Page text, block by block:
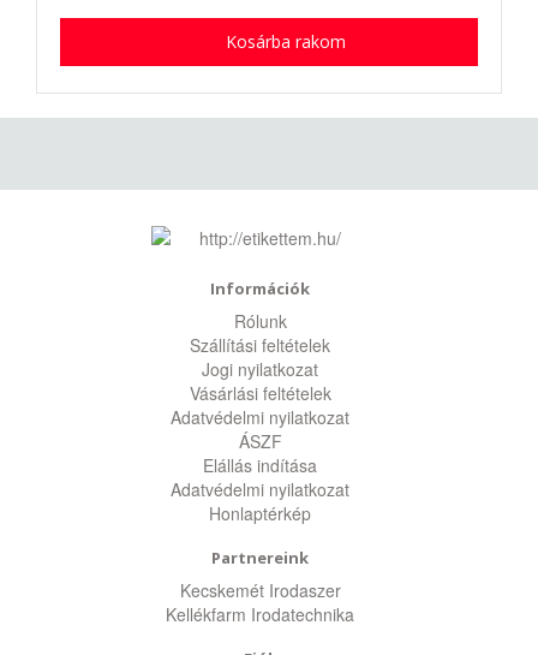
Kosárba rakom
Információk
Rólunk
Szállítási feltételek
Jogi nyilatkozat
Vásárlási feltételek
Adatvédelmi nyilatkozat
ÁSZF
Elállás indítása
Adatvédelmi nyilatkozat
Honlaptérkép
Partnereink
Kecskemét Irodaszer
Kellékfarm Irodatechnika